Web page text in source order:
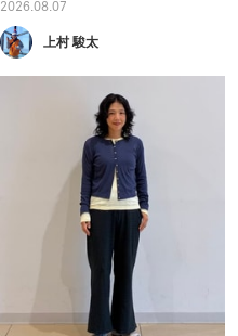
2026.08.07
上村 駿太